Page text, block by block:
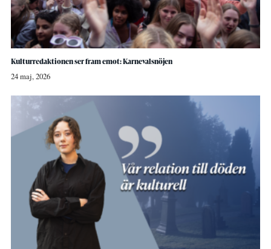
Kulturredaktionen ser fram emot: Karnevalsnöjen
24 maj, 2026